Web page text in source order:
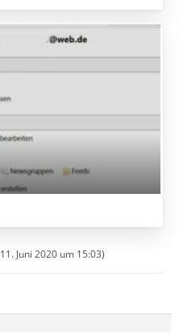
11. Juni 2020 um 15:03)